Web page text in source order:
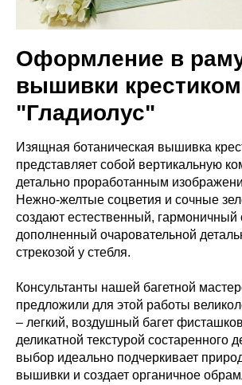
Оформление в
вышивки крестиком
"Гладиолус"
Изящная ботаническая вышивка
представляет собой вертикальную
детально проработанным
Нежно-желтые соцветия и сочные
создают естественный, гармоничный
дополненный очаровательной
стрекозой у стебля.
Консультанты нашей багетной
предложили для этой работы
– легкий, воздушный багет
деликатной текстурой состаренного
выбор идеально подчеркивает
вышивки и создает органичное